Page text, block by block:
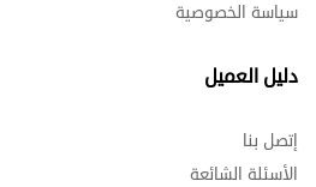
سياسة الخصوصية
دليل العميل
إتصل بنا
الأسئلة الشائعة